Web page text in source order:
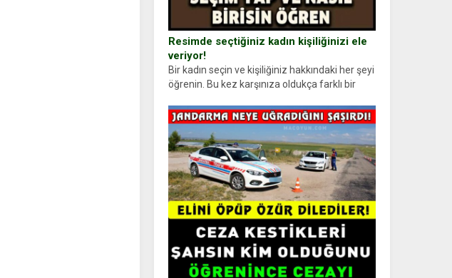
Resimde seçtiğiniz kadın kişiliğinizi ele
veriyor!
Bir kadın seçin ve kişiliğiniz hakkındaki her şeyi
öğrenin. Bu kez karşınıza oldukça farklı bir
kadın figürlerinden dikkatinizi en...